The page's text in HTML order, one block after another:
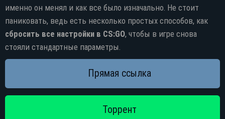
именно он менял и как все было изначально. Не стоит
паниковать, ведь есть несколько простых способов, как
сбросить все настройки в CS:GO, чтобы в игре снова
стояли стандартные параметры.